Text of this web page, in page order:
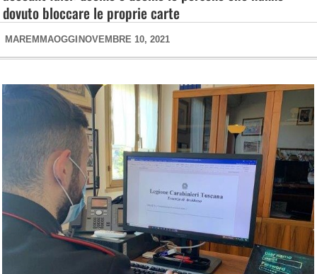
dovuto bloccare le proprie carte
MAREMMAOGGI NOVEMBRE 10, 2021